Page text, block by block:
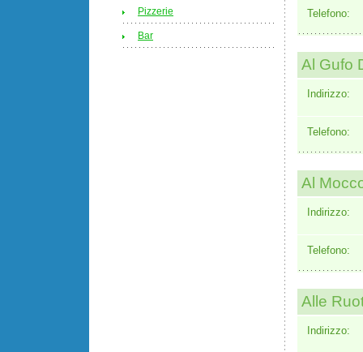
Telefono:
Al Gufo
Indirizzo:
Telefono:
Al
Indirizzo:
Telefono:
Alle
Indirizzo:
Pizzerie
Bar